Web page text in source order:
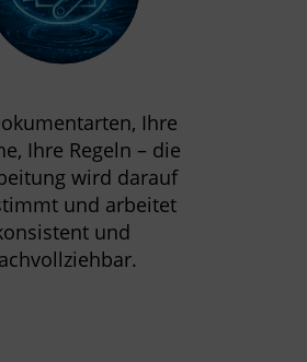
Ihre
Ihre Regeln – die
wird darauf
und arbeitet
und